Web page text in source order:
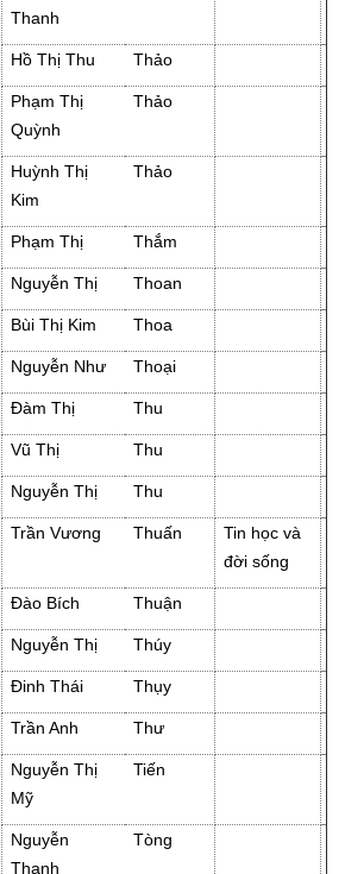
Thanh
Hồ Thị Thu Thảo
Phạm Thị
Quỳnh
Thảo
Huỳnh Thị
Kim
Thảo
Phạm Thị Thắm
Nguyễn Thị Thoan
Bùi Thị Kim Thoa
Nguyễn Như Thoại
Đàm Thị Thu
Vũ Thị Thu
Nguyễn Thị Thu
Trần Vương Thuấn
Tin học và
đời sống
Đào Bích Thuận
Nguyễn Thị Thúy
Đinh Thái Thụy
Trần Anh Thư
Nguyễn Thị
Mỹ
Tiến
Nguyễn
Thanh
Tòng